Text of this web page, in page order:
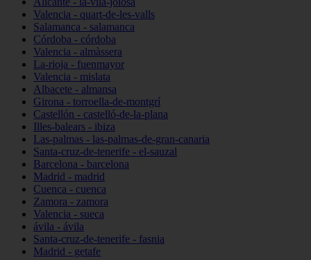
Valencia - quart-de-les-valls
Salamanca - salamanca
Córdoba - córdoba
Valencia - almàssera
La-rioja - fuenmayor
Valencia - mislata
Albacete - almansa
Girona - torroella-de-montgrí
Castellón - castelló-de-la-plana
Illes-balears - ibiza
Las-palmas - las-palmas-de-gran-canaria
Santa-cruz-de-tenerife - el-sauzal
Barcelona - barcelona
Madrid - madrid
Cuenca - cuenca
Zamora - zamora
Valencia - sueca
ávila - ávila
Santa-cruz-de-tenerife - fasnia
Madrid - getafe